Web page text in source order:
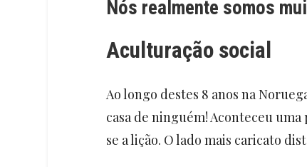
Nós realmente somos
Aculturação social
Ao longo destes 8 anos na
casa de ninguém! Aconteceu
se a lição. O lado mais caricato